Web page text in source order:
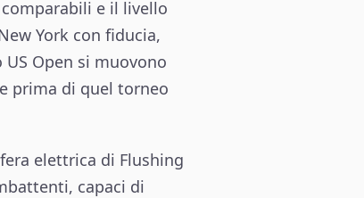
e il livello
York con fiducia,
Open si muovono
prima di quel torneo
elettrica di Flushing
capaci di